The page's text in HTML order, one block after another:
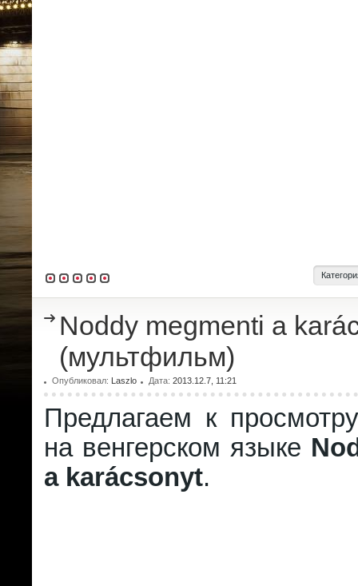
Noddy megmenti a
(мультфильм)
Опубликовал: Laszlo Дата: 2013.12.7, 11:21
Предлагаем к
на венгерском языке
a karácsonyt.